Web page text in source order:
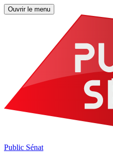
Ouvrir le menu
Public Sénat